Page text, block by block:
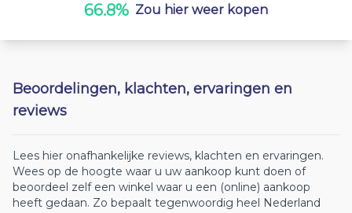
66.8% Zou hier weer kopen
Beoordelingen, klachten, ervaringen en
reviews
Lees hier onafhankelijke reviews, klachten en ervaringen.
Wees op de hoogte waar u uw aankoop kunt doen of
beoordeel zelf een winkel waar u een (online) aankoop
heeft gedaan. Zo bepaalt tegenwoordig heel Nederland